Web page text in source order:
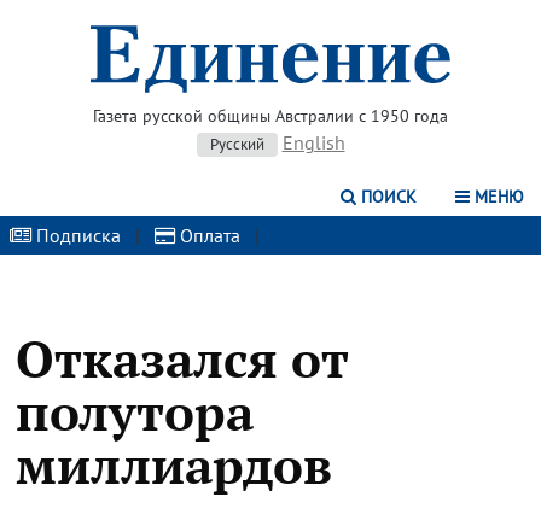
Газета русской общины Австралии с 1950 года
Русский English
ПОИСК МЕНЮ
Подписка | Оплата |
Отказался от
полутора
миллиардов